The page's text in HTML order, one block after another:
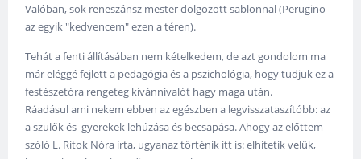
Valóban, sok reneszánsz mester dolgozott sablonnal (Perugino
az egyik "kedvencem" ezen a téren).
Tehát a fenti állításában nem kételkedem, de azt gondolom ma
már eléggé fejlett a pedagógia és a pszichológia, hogy tudjuk ez a
festészetóra rengeteg kívánnivalót hagy maga után.
Ráadásul ami nekem ebben az egészben a legvisszataszítóbb: az
a szülők és gyerekek lehúzása és becsapása. Ahogy az előttem
szóló L. Ritok Nóra írta, ugyanaz történik itt is: elhitetik velük,